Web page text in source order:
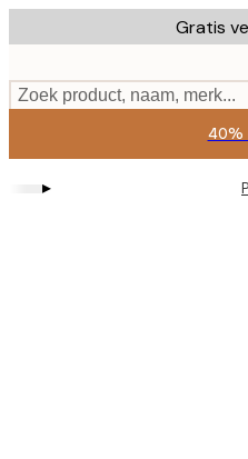
to
content.
Gratis
Zoek product, naam, merk...
40%
▸